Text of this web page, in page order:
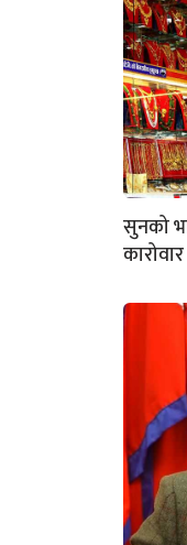
सुनको